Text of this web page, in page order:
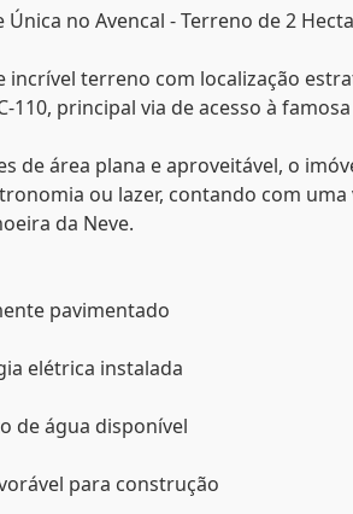
no Avencal - Terreno de 2
incrível terreno com localização
110, principal via de acesso à
de área plana e aproveitável, o
ou lazer, contando com
da Neve.
pavimentado
elétrica instalada
de água disponível
para construção